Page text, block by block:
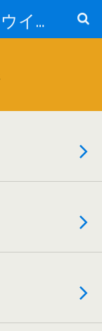
愛知県南知多│篠島のウイングはジギング&エギングガイドの釣り船（ルアー船）です